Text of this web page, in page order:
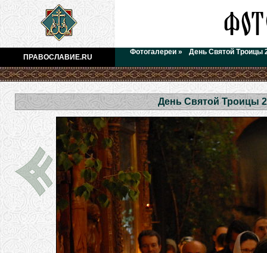
ПРАВОСЛАВИЕ.RU
Фотогалереи » День Святой Троицы
День Святой Троицы